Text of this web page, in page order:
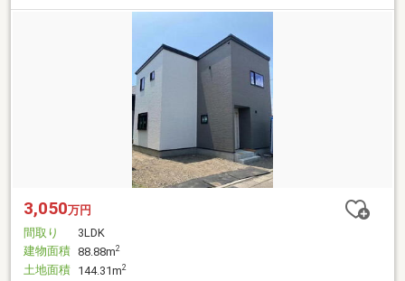
3,050万円
間取り
3LDK
建物面積 88.88m2
土地面積 144.31m2